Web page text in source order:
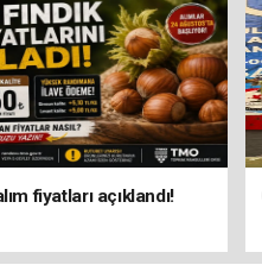
fiyatları açıklandı!